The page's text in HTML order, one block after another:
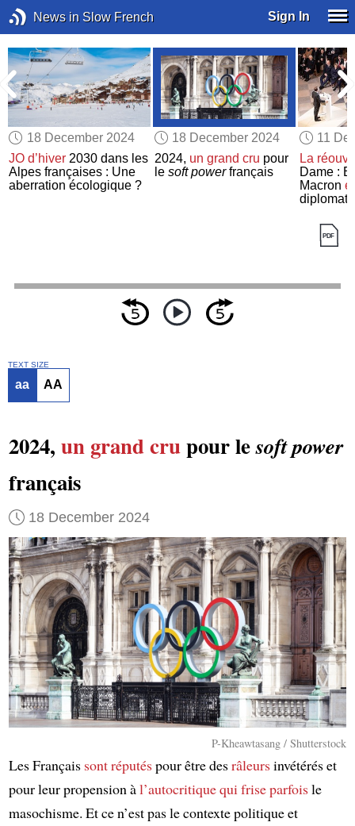
News in Slow French Sign In
18 December 2024
JO d’hiver 2030 dans les
Alpes françaises : Une
aberration écologique ?
18 December 2024
2024, un grand cru pour
le soft powerfrançais
11
La
Dame :
Macron
TEXT SIZE
aa AA
2024, un grand crupour lesoft power
français
18 December 2024
P-Kheawtasang / Shutterstock
Les Français sont réputéspour être desrâleursinvétérés et
pour leur propension àl’autocritiquequi frise parfoisle
masochisme. Et ce n’est pas le contexte politique et